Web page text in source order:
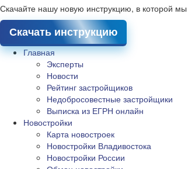
Скачайте нашу новую инструкцию, в которой
Скачать инструкцию
Главная
Эксперты
Новости
Рейтинг застройщиков
Недобросовестные застройщики
Выписка из ЕГРН онлайн
Новостройки
Карта новостроек
Новостройки Владивостока
Новостройки России